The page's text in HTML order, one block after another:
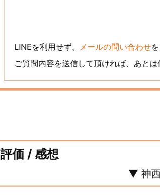
LINEを利用せず、 メールの問い合わせ
ご質問内容を送信して頂ければ、あと
評価 / 感想
▼ 神西